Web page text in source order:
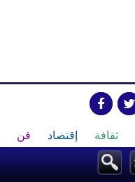
ثقافة إقتصاد فن
سياحة وسفر